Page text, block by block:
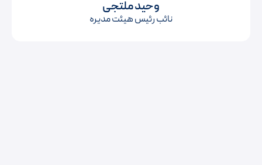
وحید ملتجی
نائب رئیس هیئت مدیره